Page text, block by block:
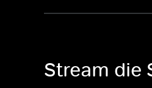
Stream die